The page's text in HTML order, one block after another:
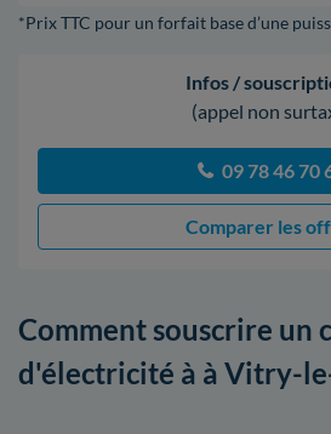
*Prix TTC pour un forfait base d’une
Infos /
(appel non
09 78 46 70
Comparer les
Comment souscrire un
d'électricité à à Vitry-